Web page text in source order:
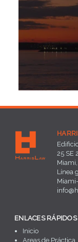
25 SE
Línea
ENLACES RÁPIDOS
Inicio
Areas de Práctica